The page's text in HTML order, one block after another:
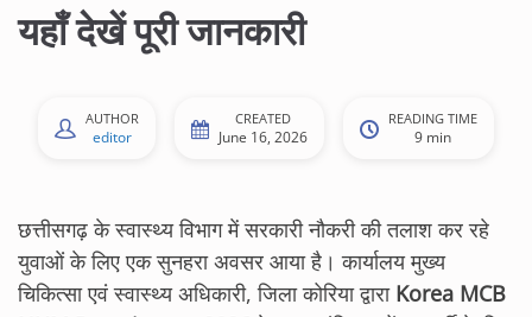
यहाँ देखें पूरी जानकारी
AUTHOR
editor
CREATED
June 16, 2026
READING TIME
9 min
छत्तीसगढ़ के स्वास्थ्य विभाग में सरकारी नौकरी की तलाश कर रहे
युवाओं के लिए एक सुनहरा अवसर आया है। कार्यालय मुख्य
चिकित्सा एवं स्वास्थ्य अधिकारी, जिला कोरिया द्वारा Korea MCB